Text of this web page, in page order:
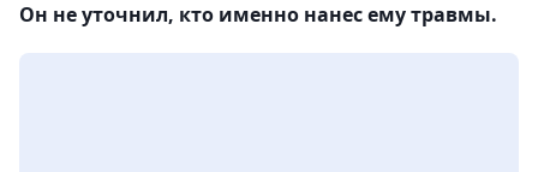
Он не уточнил, кто именно нанес ему травмы.